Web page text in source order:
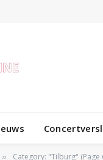
» Category: "Tilburg" (Page